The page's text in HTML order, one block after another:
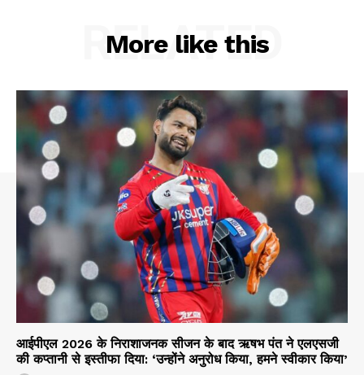
More like this
RELATED
आईपीएल 2026 के निराशाजनक सीजन के बाद ऋषभ पंत ने एलएसजी
की कप्तानी से इस्तीफा दिया: ‘उन्होंने अनुरोध किया, हमने स्वीकार किया’